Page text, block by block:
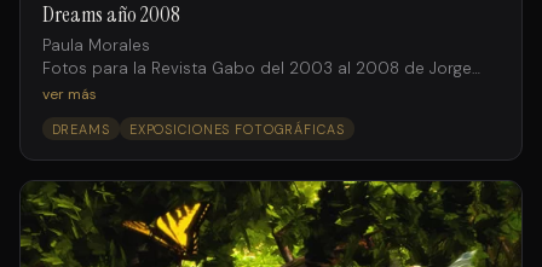
Dreams año 2008
Paula Morales
Fotos para la Revista Gabo del 2003 al 2008 de Jorge
Salto intervenidas digitalmente por Facundo Iglesias
ver más
DREAMS EXPOSICIONES FOTOGRÁFICAS